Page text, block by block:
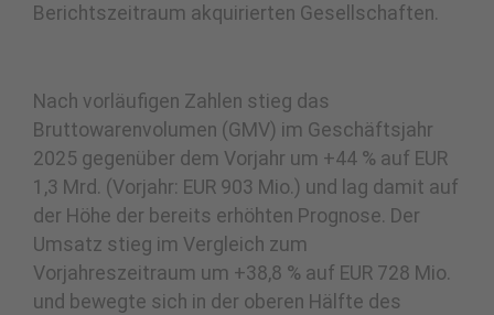
Berichtszeitraum akquirierten Gesellschaften.
Nach vorläufigen Zahlen stieg das
Bruttowarenvolumen (GMV) im Geschäftsjahr
2025 gegenüber dem Vorjahr um +44 % auf EUR
1,3 Mrd. (Vorjahr: EUR 903 Mio.) und lag damit auf
der Höhe der bereits erhöhten Prognose. Der
Umsatz stieg im Vergleich zum
Vorjahreszeitraum um +38,8 % auf EUR 728 Mio.
und bewegte sich in der oberen Hälfte des